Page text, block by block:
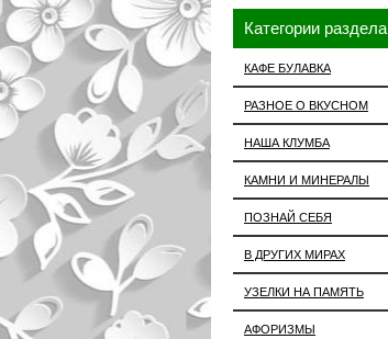
Категории раздела
КАФЕ БУЛАВКА
РАЗНОЕ О ВКУСНОМ
НАША КЛУМБА
КАМНИ И МИНЕРАЛЫ
ПОЗНАЙ СЕБЯ
В ДРУГИХ МИРАХ
УЗЕЛКИ НА ПАМЯТЬ
АФОРИЗМЫ